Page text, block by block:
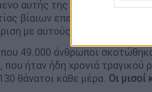
αυτής της διάδοσης είναι
βίαιων επεισοδίων με τη
με αυτούς σε άλλα
49.000 άνθρωποι
που ήταν ήδη χρονιά
θάνατοι κάθε μέρα. Οι μισοί